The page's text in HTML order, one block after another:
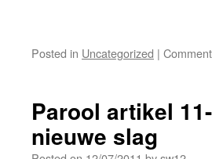
Posted in Uncategorized |
Parool artikel
nieuwe slag